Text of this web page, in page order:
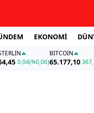
EKONOMİ
0,04(%0,06)
BITCOIN
65.177,10